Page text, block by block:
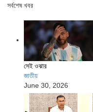
সর্বশেষ খবর
সেই ওঝার
জাতীয়
June 30, 2026